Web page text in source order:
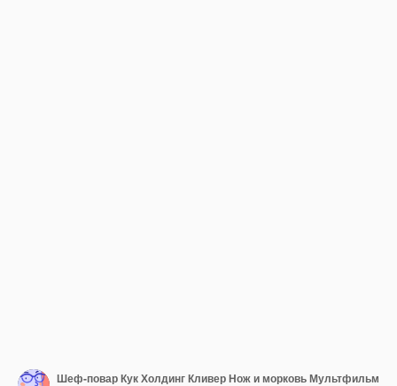
Шеф-повар Кук Холдинг Кливер Нож и морковь Мультфильм